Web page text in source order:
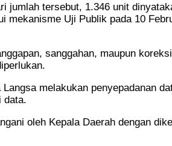
jumlah tersebut, 1.346 unit
Uji Publik pada 10
sanggahan, maupun
melakukan penyepadanan
data.
oleh Kepala Daerah dengan